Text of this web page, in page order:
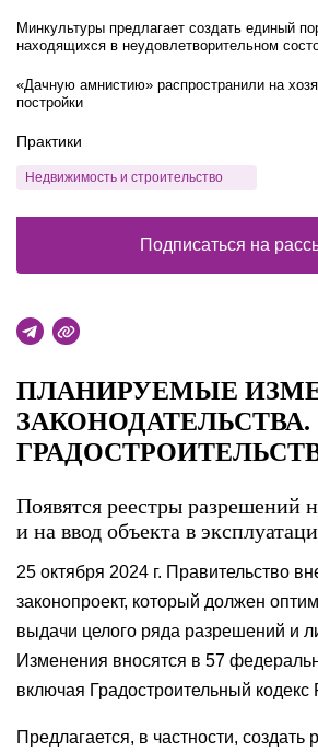
ПЛАНИРУЕМЫЕ
ЗАКОНОДАТЕЛЬСТВА.
Появятся реестры разрешений
и на ввод объекта в
25 октября 2024 г. Правительство
законопроект, который должен
выдачи целого ряда разрешений и
Изменения вносятся в 57
включая Градостроительный кодекс
Предлагается, в частности, создать
Минкультуры предлагает создать единый
находящихся в неудовлетворительном
«Дачную амнистию» распространили на
постройки
Практики
Недвижимость и строительство
Подписаться на